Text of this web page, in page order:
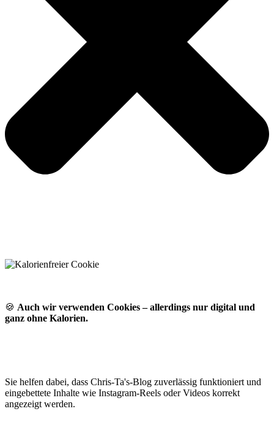
🍪 Auch wir verwenden Cookies – allerdings nur digital und
ganz ohne Kalorien.
Sie helfen dabei, dass Chris-Ta's-Blog zuverlässig funktioniert und
eingebettete Inhalte wie Instagram-Reels oder Videos korrekt
angezeigt werden.